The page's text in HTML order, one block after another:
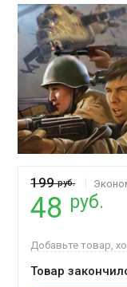
199руб.
48 руб.
Добавьте товар,
Товар